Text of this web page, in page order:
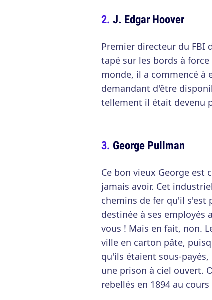
J. Edgar Hoover
Premier directeur du FBI
tapé sur les bords à
monde, il a commencé à
demandant d'être
tellement il était devenu
George Pullman
Ce bon vieux George est
jamais avoir. Cet
chemins de fer qu'il s'est
destinée à ses employés
vous ! Mais en fait, non.
ville en carton pâte,
qu'ils étaient sous-
une prison à ciel ouvert.
rebellés en 1894 au cours